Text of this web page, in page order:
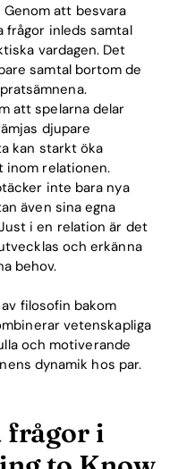
Genom att besvara
inleds samtal
vardagen. Det
samtal bortom de
att spelarna delar
djupare
kan starkt öka
relationen.
inte bara nya
även sina egna
i en relation är det
och erkänna
behov.
filosofin bakom
vetenskapliga
och motiverande
dynamik hos par.
frågor i